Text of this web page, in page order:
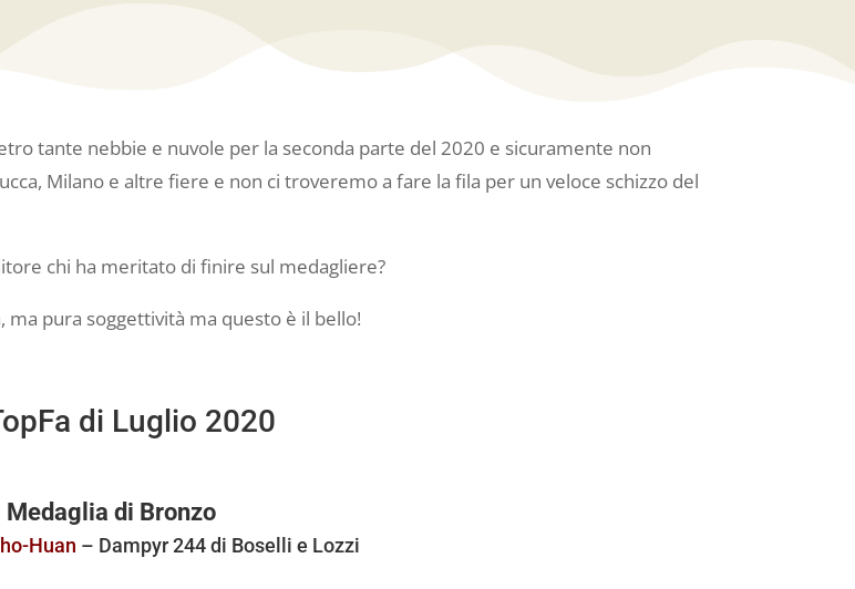
tante nebbie e nuvole per la seconda parte del 2020 e sicuramente non
Milano e altre fiere e non ci troveremo a fare la fila per un veloce schizzo del
chi ha meritato di finire sul medagliere?
ma pura soggettività ma questo è il bello!
di Luglio 2020
Medaglia di Bronzo
Huan – Dampyr 244 di Boselli e Lozzi